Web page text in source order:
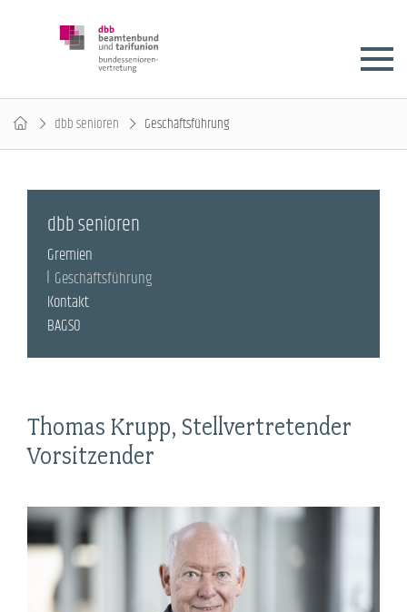
dbb senioren Geschäftsführung
Thomas Krupp, Stellvertretender
Vorsitzender
dbb senioren
Gremien
Geschäftsführung
Kontakt
BAGSO